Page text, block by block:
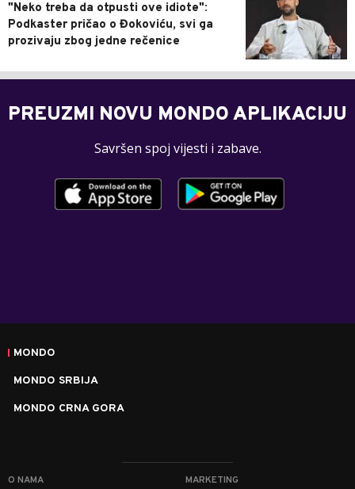
"Neko treba da otpusti ove idiote":
Podkaster pričao o Đokoviću, svi ga
prozivaju zbog jedne rečenice
PREUZMI NOVU MONDO APLIKACIJU
Savršen spoj vijesti i zabave.
MONDO
MONDO SRBIJA
MONDO CRNA GORA
O NAMA MARKETING